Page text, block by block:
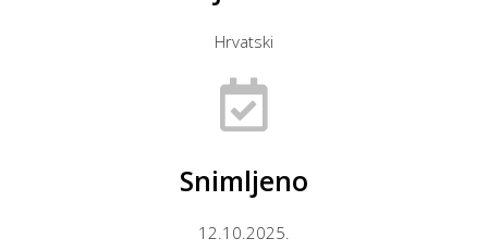
Hrvatski
Snimljeno
12.10.2025.